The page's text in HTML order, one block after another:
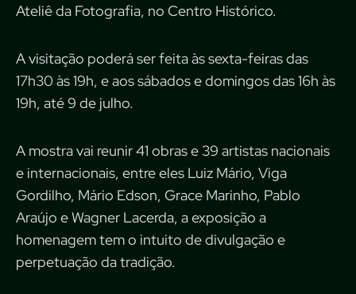
Ateliê da Fotografia, no Centro Histórico.
A visitação poderá ser feita às sexta-feiras das
17h30 às 19h, e aos sábados e domingos das 16h às
19h, até 9 de julho.
A mostra vai reunir 41 obras e 39 artistas nacionais
e internacionais, entre eles Luiz Mário, Viga
Gordilho, Mário Edson, Grace Marinho, Pablo
Araújo e Wagner Lacerda, a exposição a
homenagem tem o intuito de divulgação e
perpetuação da tradição.